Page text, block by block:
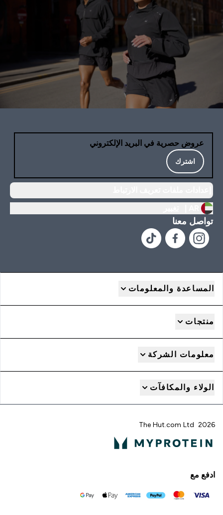
عروض حصرية في البريد الإلكتروني
اشترك
تواصل معنا
المساعدة والمعلومات
منتجات
معلومات الشركة
الولاء والمكافآت
2026 The Hut.com Ltd
ادفع مع